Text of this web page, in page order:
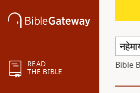
READ
THE BIBLE
Bible